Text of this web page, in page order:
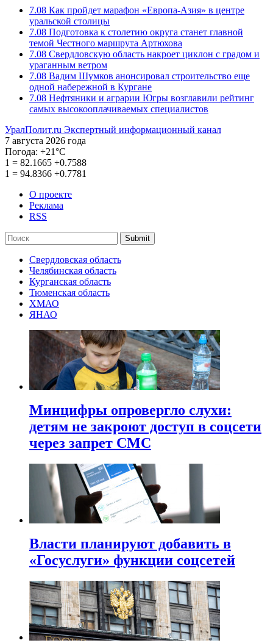
7.08 Как пройдет марафон «Европа-Азия» в центре
уральской столицы
7.08 Подготовка к столетию округа станет главной
темой Честного маршрута Артюхова
7.08 Свердловскую область накроет циклон с градом и
ураганным ветром
7.08 Вадим Шумков анонсировал строительство еще
одной набережной в Кургане
7.08 Нефтяники и аграрии Югры возглавили рейтинг
самых высокооплачиваемых специалистов
УралПолит.ru Экспертный информационный канал
7 августа 2026 года
Погода: +21°С
1 = 82.1665 +0.7588
1 = 94.8366 +0.7781
О проекте
Реклама
RSS
Submit
Свердловская область
Челябинская область
Курганская область
Тюменская область
ХМАО
ЯНАО
Минцифры опровергло слухи:
детям не закроют доступ в соцсети
через запрет СМС
Власти планируют добавить в
«Госуслуги» функции соцсетей